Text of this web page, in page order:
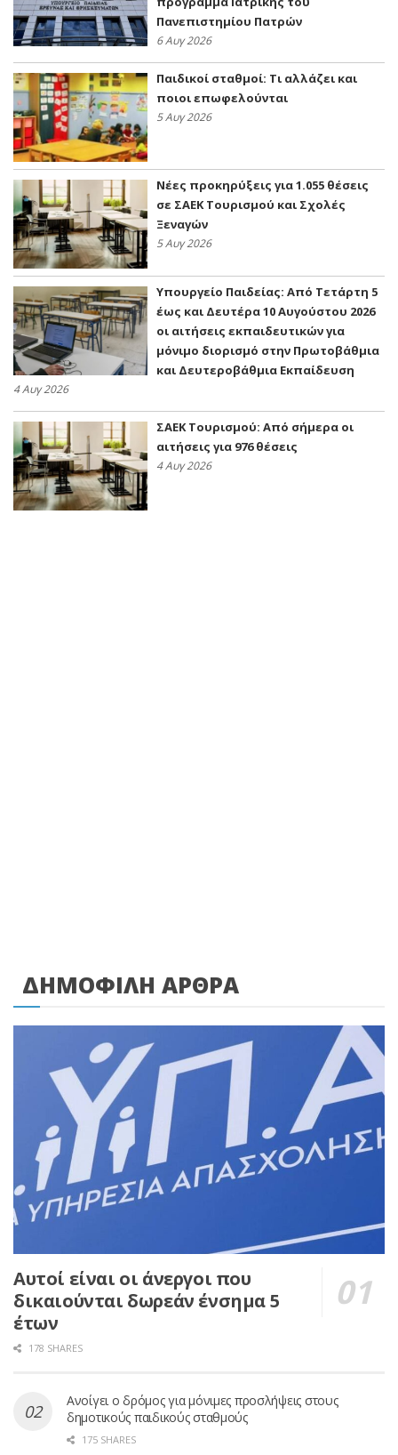
Πανεπιστημίου Πατρών
6 Αυγ 2026
Παιδικοί σταθμοί: Τι αλλάζει και
ποιοι επωφελούνται
5 Αυγ 2026
Νέες προκηρύξεις για 1.055 θέσεις
σε ΣΑΕΚ Τουρισμού και Σχολές
Ξεναγών
5 Αυγ 2026
Υπουργείο Παιδείας: Από Τετάρτη 5
έως και Δευτέρα 10 Αυγούστου 2026
οι αιτήσεις εκπαιδευτικών για
μόνιμο διορισμό στην Πρωτοβάθμια
και Δευτεροβάθμια Εκπαίδευση
4 Αυγ 2026
ΣΑΕΚ Τουρισμού: Από σήμερα οι
αιτήσεις για 976 θέσεις
4 Αυγ 2026
ΔΗΜΟΦΙΛΗ ΑΡΘΡΑ
Αυτοί είναι οι άνεργοι που
δικαιούνται δωρεάν ένσημα 5
έτων
178 SHARES
Ανοίγει ο δρόμος για μόνιμες προσλήψεις στους
δημοτικούς παιδικούς σταθμούς
175 SHARES